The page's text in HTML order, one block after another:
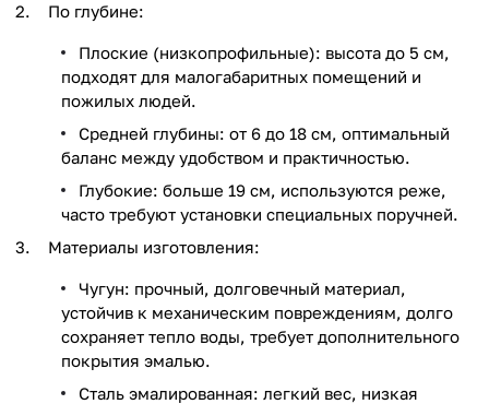
По глубине:
Плоские (низкопрофильные): высота до 5 см,
подходят для малогабаритных помещений и
пожилых людей.
Средней глубины: от 6 до 18 см, оптимальный
баланс между удобством и практичностью.
Глубокие: больше 19 см, используются реже,
часто требуют установки специальных поручней.
Материалы изготовления:
Чугун: прочный, долговечный материал,
устойчив к механическим повреждениям, долго
сохраняет тепло воды, требует дополнительного
покрытия эмалью.
Сталь эмалированная: легкий вес, низкая